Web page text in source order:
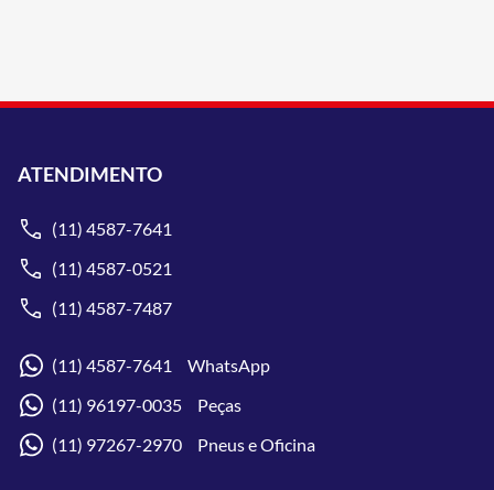
ATENDIMENTO
(11) 4587-7641
(11) 4587-0521
(11) 4587-7487
(11) 4587-7641 WhatsApp
(11) 96197-0035 Peças
(11) 97267-2970 Pneus e Oficina